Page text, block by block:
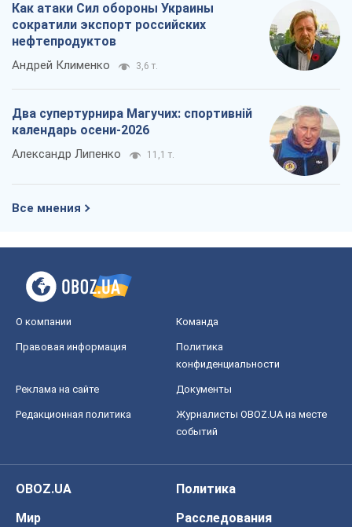
Как атаки Сил обороны Украины
сократили экспорт российских
нефтепродуктов
Андрей Клименко 3,6 т.
Два супертурнира Магучих: спортивній
календарь осени-2026
Александр Липенко 11,1 т.
Все мнения
О компании Команда
Правовая информация
Политика
конфиденциальности
Реклама на сайте Документы
Редакционная политика
Журналисты OBOZ.UA на месте
событий
OBOZ.UA
Политика
Мир
Расследования